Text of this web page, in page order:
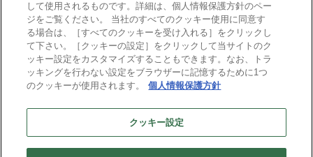
パートナー専用サイト
mcframe GAパートナー専用サイト
MIJS
B-EN-Gについて
ビジネスエンジニアリング株式会社
して使用されるものです。詳細は、個人情報保護方針のペー
ジをご覧ください。 当社のすべてのクッキー使用に同意す
る場合は、［すべてのクッキーを受け入れる］をクリックし
て下さい。［クッキーの設定］をクリックして当サイトのク
ッキー設定をカスタマイズすることもできます。なお、トラ
ッキングを行わない設定をブラウザーに記憶するために1つ
のクッキーが使用されます。
個人情報保護方針
クッキー設定